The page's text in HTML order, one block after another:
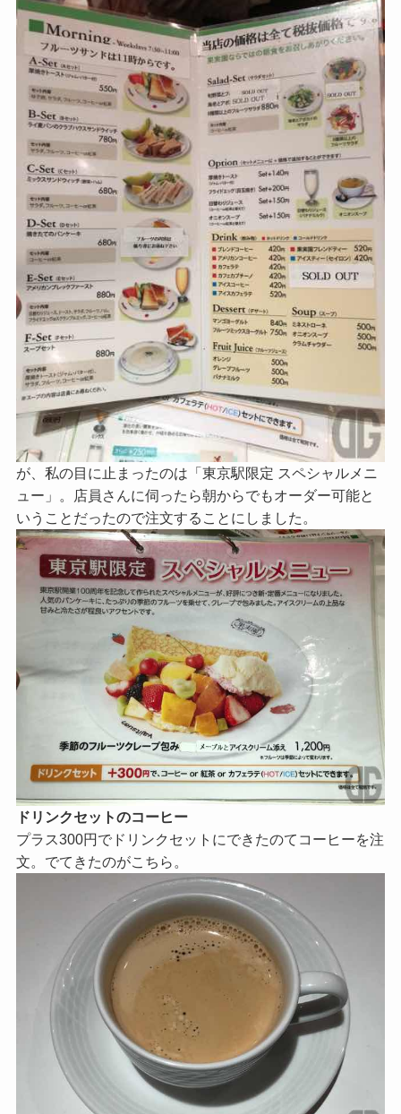
が、私の目に止まったのは「東京駅限定 スペシャルメニ
ュー」。店員さんに伺ったら朝からでもオーダー可能と
いうことだったので注文することにしました。
ドリンクセットのコーヒー
プラス300円でドリンクセットにできたのてコーヒーを注
文。でてきたのがこちら。